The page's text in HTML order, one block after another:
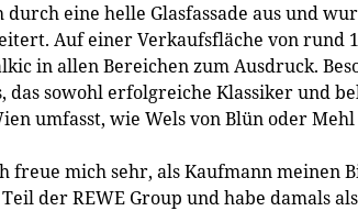
durch eine helle Glasfassade aus und
Auf einer Verkaufsfläche von rund
in allen Bereichen zum Ausdruck.
das sowohl erfolgreiche Klassiker und
umfasst, wie Wels von Blün oder
freue mich sehr, als Kaufmann meinen
der REWE Group und habe damals